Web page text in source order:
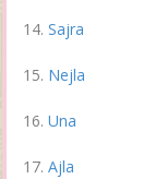
Sajra
Nejla
Una
Ajla